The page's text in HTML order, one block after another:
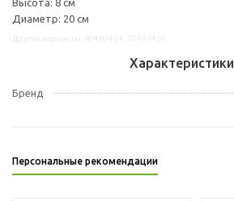
Диаметр: 20 см
Характеристики
Бренд
Персональные рекомендации